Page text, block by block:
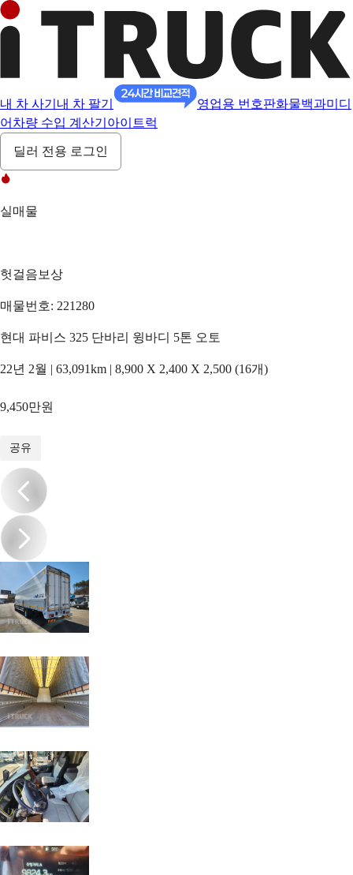
내 차 사기 내 차 팔기 영업용 번호판화물백과미디
어 차량 수입 계산기 아이트럭
딜러 전용 로그인
실매물
헛걸음보상
매물번호: 221280
현대 파비스 325 단바리 윙바디 5톤 오토
22년 2월 | 63,091km | 8,900 X 2,400 X 2,500 (16개)
9,450만원
공유
/10